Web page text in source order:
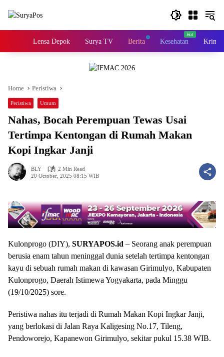
HomeLensa Depok Surya TV Berita Kesehatan
Home Peristiwa
Peristiwa Umum
Nahas, Bocah Perempuan Tewas Usai
Tertimpa Kentongan di Rumah Makan
Kopi Ingkar Janji
BLY
2 Min Read
20 October, 2025 08:15 WIB
Kulonprogo (DIY), SURYAPOS.id – Seorang anak perempuan
berusia enam tahun meninggal dunia setelah tertimpa kentongan
kayu di sebuah rumah makan di kawasan Girimulyo, Kabupaten
Kulonprogo, Daerah Istimewa Yogyakarta, pada Minggu
(19/10/2025) sore.
Peristiwa nahas itu terjadi di Rumah Makan Kopi Ingkar Janji,
yang berlokasi di Jalan Raya Kaligesing No.17, Tileng,
Pendoworejo, Kapanewon Girimulyo, sekitar pukul 15.38 WIB.